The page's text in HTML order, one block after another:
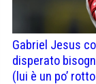
Gabriel Jesus
disperato
(lui è un po’